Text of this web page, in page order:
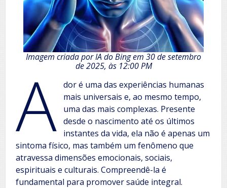
Imagem criada por IA do Bing em 30 de setembro
de 2025, às 12:00 PM
A
dor é uma das experiências humanas
mais universais e, ao mesmo tempo,
uma das mais complexas. Presente
desde o nascimento até os últimos
instantes da vida, ela não é apenas um
sintoma físico, mas também um fenômeno que
atravessa dimensões emocionais, sociais,
espirituais e culturais. Compreendê-la é
fundamental para promover saúde integral.